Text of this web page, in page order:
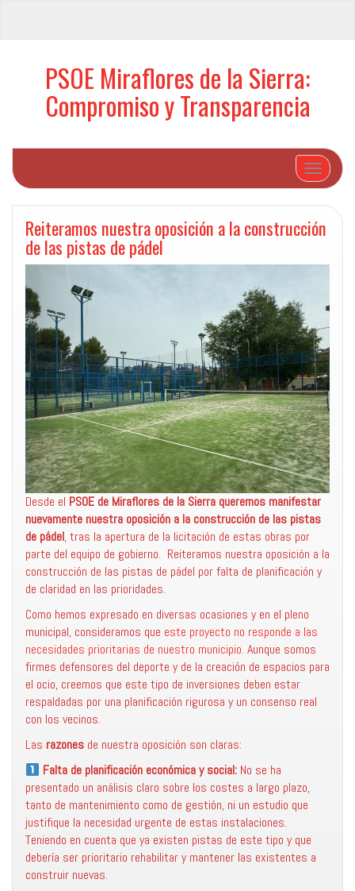
PSOE Miraflores de la Sierra:
Compromiso y Transparencia
Cambiar
Reiteramos nuestra oposición a la construcción
de las pistas de pádel
Desde el PSOE de Miraflores de la Sierra queremos manifestar
nuevamente nuestra oposición a la construcción de las pistas
de pádel, tras la apertura de la licitación de estas obras por
parte del equipo de gobierno. Reiteramos nuestra oposición a la
construcción de las pistas de pádel por falta de planificación y
de claridad en las prioridades.
Como hemos expresado en diversas ocasiones y en el pleno
municipal, consideramos que este proyecto no responde a las
necesidades prioritarias de nuestro municipio. Aunque somos
firmes defensores del deporte y de la creación de espacios para
el ocio, creemos que este tipo de inversiones deben estar
respaldadas por una planificación rigurosa y un consenso real
con los vecinos.
Las razones de nuestra oposición son claras:
Falta de planificación económica y social: No se ha
presentado un análisis claro sobre los costes a largo plazo,
tanto de mantenimiento como de gestión, ni un estudio que
justifique la necesidad urgente de estas instalaciones.
Teniendo en cuenta que ya existen pistas de este tipo y que
debería ser prioritario rehabilitar y mantener las existentes a
construir nuevas.